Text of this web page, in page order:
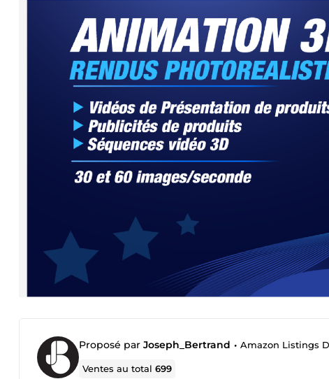
Proposé par Joseph_Bertrand • Amazon Listings
Ventes au total699